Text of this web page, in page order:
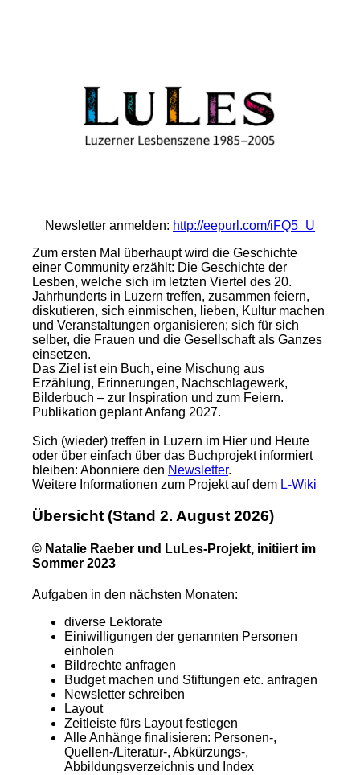
Newsletter anmelden: http://eepurl.com/iFQ5_U
Zum ersten Mal überhaupt wird die Geschichte
einer Community erzählt: Die Geschichte der
Lesben, welche sich im letzten Viertel des 20.
Jahrhunderts in Luzern treffen, zusammen feiern,
diskutieren, sich einmischen, lieben, Kultur machen
und Veranstaltungen organisieren; sich für sich
selber, die Frauen und die Gesellschaft als Ganzes
einsetzen.
Das Ziel ist ein Buch, eine Mischung aus
Erzählung, Erinnerungen, Nachschlagewerk,
Bilderbuch – zur Inspiration und zum Feiern.
Publikation geplant Anfang 2027.
Sich (wieder) treffen in Luzern im Hier und Heute
oder über einfach über das Buchprojekt informiert
bleiben: Abonniere den Newsletter.
Weitere Informationen zum Projekt auf dem L-Wiki
Übersicht (Stand 2. August 2026)
© Natalie Raeber und LuLes-Projekt, initiiert im
Sommer 2023
Aufgaben in den nächsten Monaten:
diverse Lektorate
Einiwilligungen der genannten Personen
einholen
Bildrechte anfragen
Budget machen und Stiftungen etc. anfragen
Newsletter schreiben
Layout
Zeitleiste fürs Layout festlegen
Alle Anhänge finalisieren: Personen-,
Quellen-/Literatur-, Abkürzungs-,
Abbildungsverzeichnis und Index